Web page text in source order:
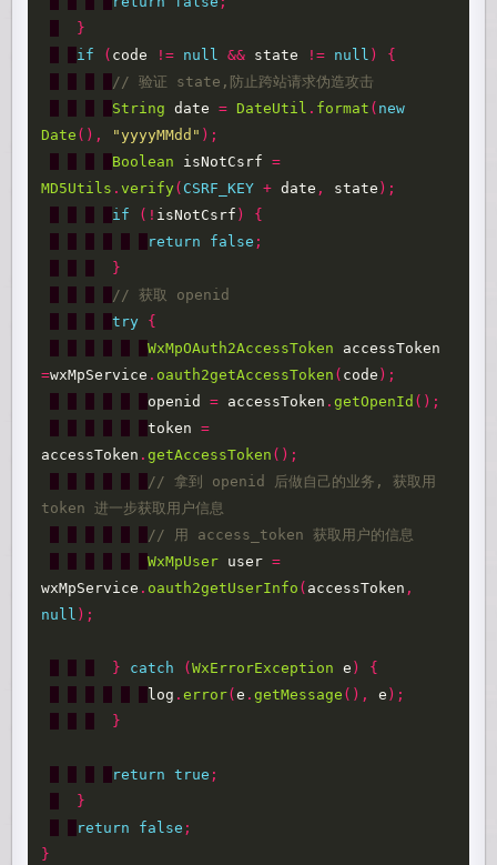
}
if
( code != null && state != null )
{
// 验证 state,防止跨站请求伪造攻击
String
date = DateUtil . format ( new
Date (), "yyyyMMdd" );
Boolean
isNotCsrf
=
MD5Utils .verify( CSRF_KEY + date , state );
if
(! isNotCsrf )
{
return
false ;
}
// 获取 openid
try {
WxMpOAuth2AccessToken
accessToken
=wxMpService . oauth2getAccessToken ( code );
openid
= accessToken .getOpenId ();
token
=
accessToken .getAccessToken ();
// 拿到 openid 后做自己的业务, 获取用
token 进一步获取用户信息
// 用 access_token 获取用户的信息
WxMpUser user =
wxMpService . oauth2getUserInfo ( accessToken ,
null );
} catch (WxErrorException e )
{
log .error(e .getMessage (), e );
}
return true ;
}
return
false ;
}